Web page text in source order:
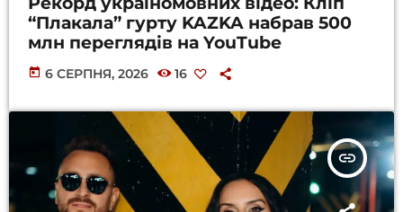
“Плакала” гурту KAZKA набрав 500
млн переглядів на YouTube
today 6 СЕРПНЯ, 2026 16
insert_link